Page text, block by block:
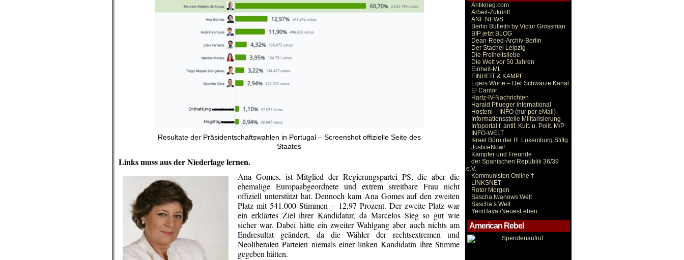
Resultate der Präsidentschaftswahlen in Portugal – Screenshot offizielle Seite des
Staates
Links muss aus der Niederlage lernen.
Ana Gomes, ist Mitglied der Regierungspartei PS, die aber die
ehemalige Europaabgeordnete und extrem streitbare Frau nicht
offiziell unterstützt hat. Dennoch kam Ana Gomes auf den zweiten
Platz mit 541.000 Stimmen – 12,97 Prozent. Der zweite Platz war
ein erklärtes Ziel ihrer Kandidatur, da Marcelos Sieg so gut wie
sicher war. Dabei hätte ein zweiter Wahlgang aber auch nichts am
Endresultat geändert, da die Wähler der rechtsextremen und
Neoliberalen Parteien niemals einer linken Kandidatin ihre Stimme
gegeben hätten.
Antikrieg.com
Arbeit-Zukunft
ANF NEWS
Berlin Bulletin by Victor Grossman
BIP jetzt BLOG
Dean-Reed-Archiv-Berlin
Der Stachel Leipzig
Die Freiheitsliebe
Die Welt vor 50 Jahren
Einheit-ML
EINHEIT & KAMPF
Egers Worte – Der Schwarze Kanal
El Cantor
Hartz-IV-Nachrichten
Harald Pflueger international
Hosteni – INFO (nur per eMail)
Informationsstelle Militarisierung
Infoportal f. antif. Kult. u. Polit. M/P
INFO-WELT
Israel Büro der R. Luxemburg Stiftg.
JusticeNow!
Kämpfer und Freunde
der Spanischen Republik 36/39
e.V.
Kommunisten Online †
LINKSNET
Roter Morgen
Sascha Iwanows Welt
Sascha’s Welt
YeniHayat/NeuesLeben
American Rebel